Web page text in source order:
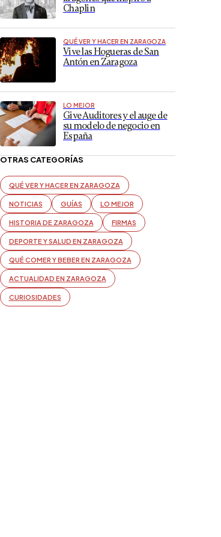
Chaplin
QUÉ VER Y HACER EN ZARAGOZA
Vive las Hogueras de San
Antón en Zaragoza
LO MEJOR
Give Auditores y el auge de
su modelo de negocio en
España
OTRAS CATEGORÍAS
QUÉ VER Y HACER EN ZARAGOZA
NOTICIAS GUÍAS LO MEJOR
HISTORIA DE ZARAGOZA FIRMAS
DEPORTE Y SALUD EN ZARAGOZA
QUÉ COMER Y BEBER EN ZARAGOZA
ACTUALIDAD EN ZARAGOZA
CURIOSIDADES